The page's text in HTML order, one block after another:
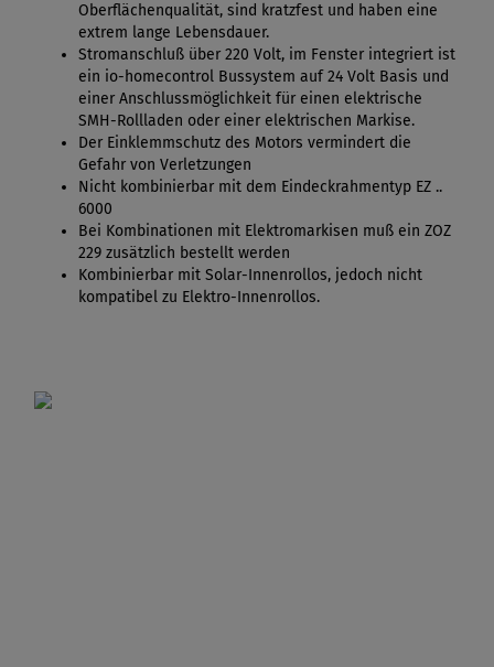
Oberflächenqualität, sind kratzfest und haben eine
extrem lange Lebensdauer.
Stromanschluß über 220 Volt, im Fenster integriert ist
ein io-homecontrol Bussystem auf 24 Volt Basis und
einer Anschlussmöglichkeit für einen elektrische
SMH-Rollladen oder einer elektrischen Markise.
Der Einklemmschutz des Motors vermindert die
Gefahr von Verletzungen
Nicht kombinierbar mit dem Eindeckrahmentyp EZ ..
6000
Bei Kombinationen mit Elektromarkisen muß ein ZOZ
229 zusätzlich bestellt werden
Kombinierbar mit Solar-Innenrollos, jedoch nicht
kompatibel zu Elektro-Innenrollos.